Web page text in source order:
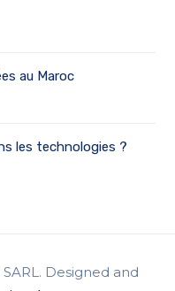
au Maroc
les technologies ?
Designed and